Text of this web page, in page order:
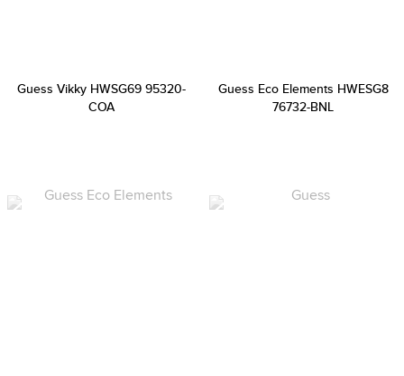
Guess Vikky HWSG69 95320-
COA
Guess Eco Elements HWESG8
76732-BNL